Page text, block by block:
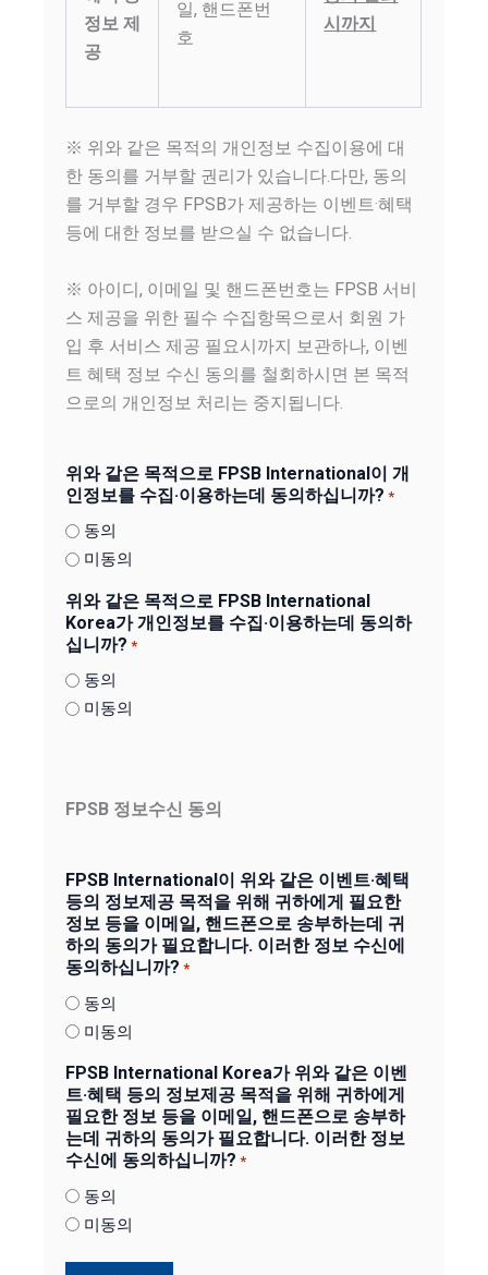
정보 제
공
일, 핸드폰번
호
시까지
※ 위와 같은 목적의 개인정보 수집이용에 대
한 동의를 거부할 권리가 있습니다.다만, 동의
를 거부할 경우 FPSB가 제공하는 이벤트·혜택
등에 대한 정보를 받으실 수 없습니다.
※ 아이디, 이메일 및 핸드폰번호는 FPSB 서비
스 제공을 위한 필수 수집항목으로서 회원 가
입 후 서비스 제공 필요시까지 보관하나, 이벤
트 혜택 정보 수신 동의를 철회하시면 본 목적
으로의 개인정보 처리는 중지됩니다.
위와 같은 목적으로 FPSB International이 개
인정보를 수집·이용하는데 동의하십니까? *
동의
미동의
위와 같은 목적으로 FPSB International
Korea가 개인정보를 수집·이용하는데 동의하
십니까? *
동의
미동의
FPSB 정보수신 동의
FPSB International이 위와 같은 이벤트·혜택
등의 정보제공 목적을 위해 귀하에게 필요한
정보 등을 이메일, 핸드폰으로 송부하는데 귀
하의 동의가 필요합니다. 이러한 정보 수신에
동의하십니까? *
동의
미동의
FPSB International Korea가 위와 같은 이벤
트·혜택 등의 정보제공 목적을 위해 귀하에게
필요한 정보 등을 이메일, 핸드폰으로 송부하
는데 귀하의 동의가 필요합니다. 이러한 정보
수신에 동의하십니까? *
동의
미동의